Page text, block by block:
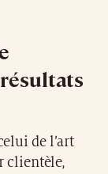
de l’art
clientèle,